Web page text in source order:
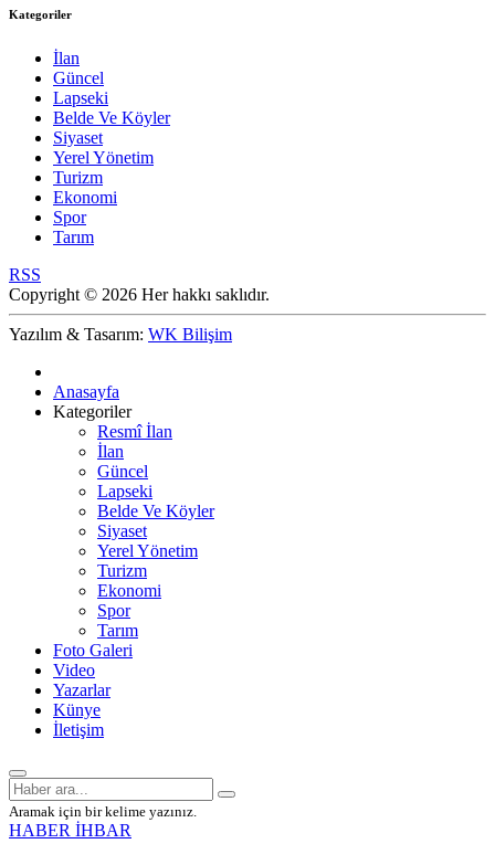
Kategoriler
İlan
Güncel
Lapseki
Belde Ve Köyler
Siyaset
Yerel Yönetim
Turizm
Ekonomi
Spor
Tarım
RSS
Copyright © 2026 Her hakkı saklıdır.
Yazılım & Tasarım: WK Bilişim
Anasayfa
Kategoriler
Resmî İlan
İlan
Güncel
Lapseki
Belde Ve Köyler
Siyaset
Yerel Yönetim
Turizm
Ekonomi
Spor
Tarım
Foto Galeri
Video
Yazarlar
Künye
İletişim
Aramak için bir kelime yazınız.
HABER İHBAR